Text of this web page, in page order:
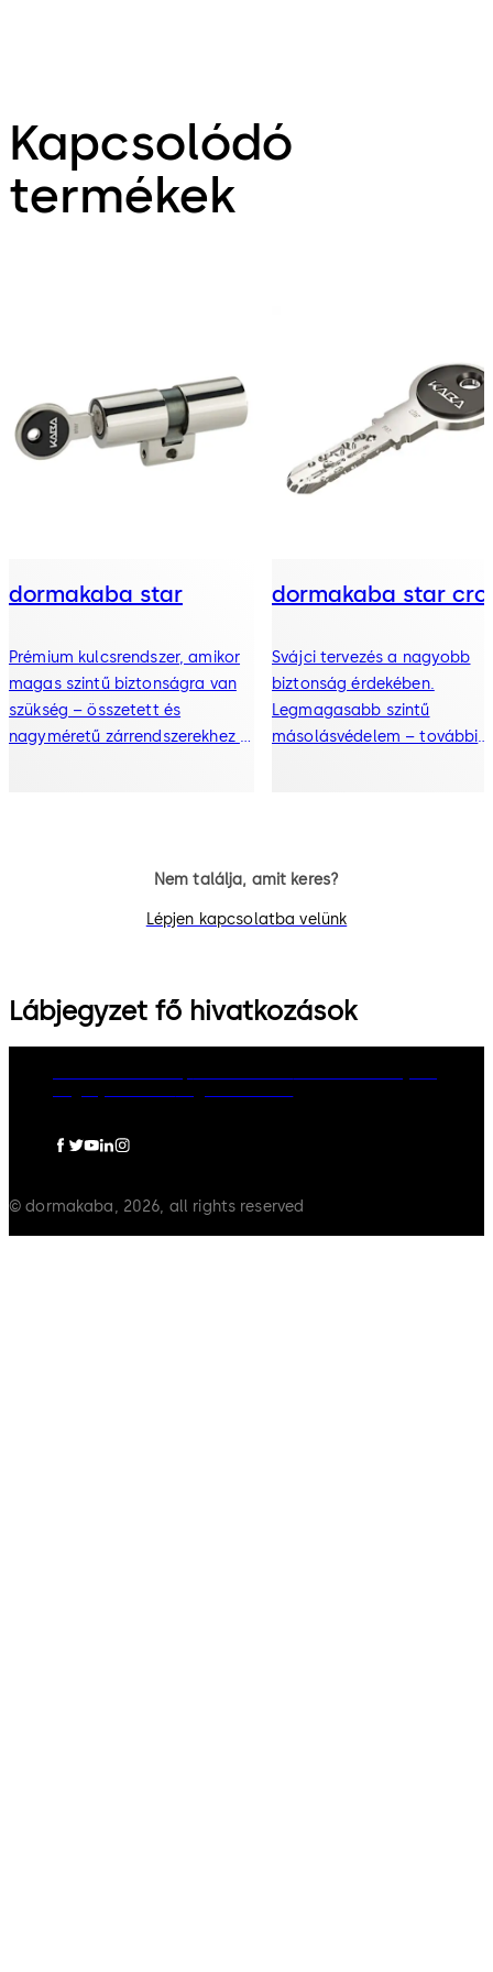
Kapcsolódó
termékek
dormakaba star
Prémium kulcsrendszer, amikor
magas szintű biztonságra van
szükség – összetett és
nagyméretű zárrendszerekhez a
köszönhetően, minden igényhez
dormakaba star
Svájci tervezés a nagyobb
biztonság érdekében.
Legmagasabb szintű
másolásvédelem – további
Nem találja, amit keres?
Lépjen kapcsolatba velünk
Lábjegyzet fő hivatkozások
© dormakaba, 2026, all rights reserved